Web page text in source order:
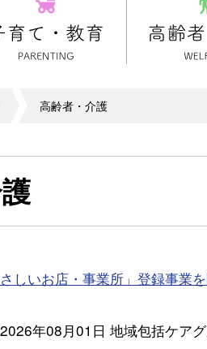
高齢者・介護
しいお店・事業所」登録事業を
2026年08月01日 地域包括ケア